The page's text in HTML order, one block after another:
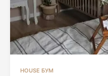
HOUSE БУМ